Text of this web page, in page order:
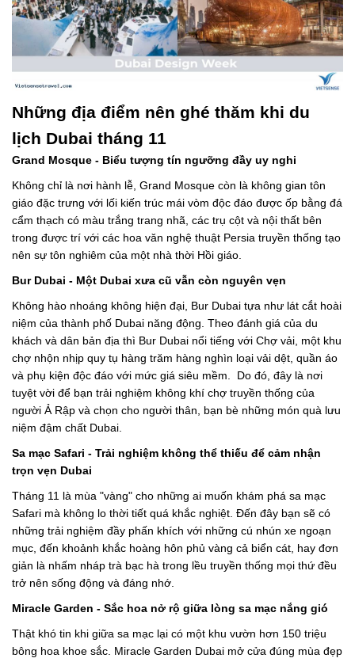
Những địa điểm nên ghé thăm khi du
lịch Dubai tháng 11
Grand Mosque - Biểu tượng tín ngưỡng đầy uy nghi
Không chỉ là nơi hành lễ, Grand Mosque còn là không gian tôn
giáo đặc trưng với lối kiến trúc mái vòm độc đáo được ốp bằng đá
cẩm thạch có màu trắng trang nhã, các trụ cột và nội thất bên
trong được trí với các hoa văn nghệ thuật Persia truyền thống tạo
nên sự tôn nghiêm của một nhà thời Hồi giáo.
Bur Dubai - Một Dubai xưa cũ vẫn còn nguyên vẹn
Không hào nhoáng không hiện đại, Bur Dubai tựa như lát cắt hoài
niệm của thành phố Dubai năng động. Theo đánh giá của du
khách và dân bản địa thì Bur Dubai nổi tiếng với Chợ vải, một khu
chợ nhộn nhịp quy tụ hàng trăm hàng nghìn loại vải dệt, quần áo
và phụ kiện độc đáo với mức giá siêu mềm. Do đó, đây là nơi
tuyệt vời để bạn trải nghiệm không khí chợ truyền thống của
người Ả Rập và chọn cho người thân, bạn bè những món quà lưu
niệm đậm chất Dubai.
Sa mạc Safari - Trải nghiệm không thể thiếu để cảm nhận
trọn vẹn Dubai
Tháng 11 là mùa "vàng" cho những ai muốn khám phá sa mạc
Safari mà không lo thời tiết quá khắc nghiệt. Đến đây bạn sẽ có
những trải nghiệm đầy phấn khích với những cú nhún xe ngoạn
mục, đến khoảnh khắc hoàng hôn phủ vàng cả biển cát, hay đơn
giản là nhấm nháp trà bạc hà trong lều truyền thống mọi thứ đều
trở nên sống động và đáng nhớ.
Miracle Garden - Sắc hoa nở rộ giữa lòng sa mạc nắng gió
Thật khó tin khi giữa sa mạc lại có một khu vườn hơn 150 triệu
bông hoa khoe sắc. Miracle Garden Dubai mở cửa đúng mùa đẹp